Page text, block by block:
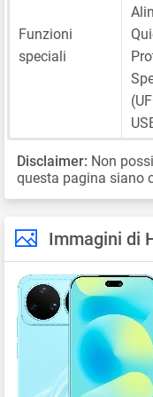
Funzioni
speciali
Disclaimer: Non
questa pagina siano
Immagini di